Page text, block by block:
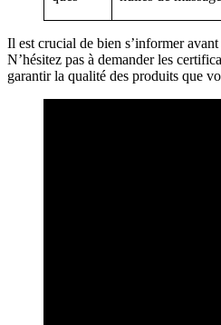
Il est crucial de bien s’informer
N’hésitez pas à demander les
garantir la qualité des produits que